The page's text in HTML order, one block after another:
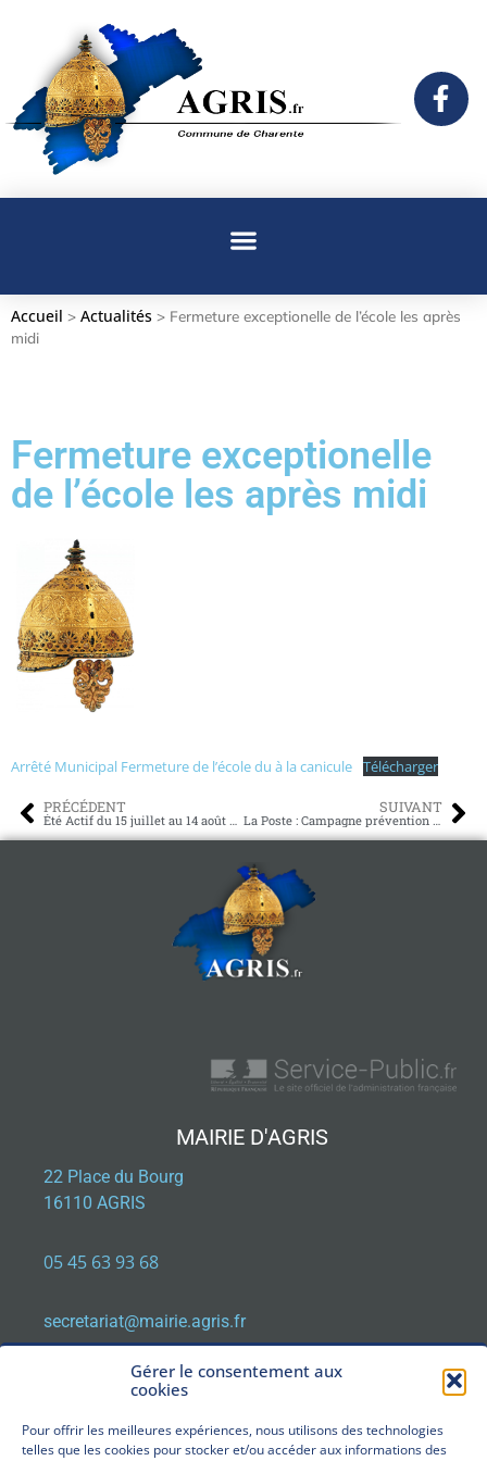
Gérer le consentement aux
cookies
Pour offrir les meilleures expériences, nous utilisons des technologies
telles que les cookies pour stocker et/ou accéder aux informations des
Accueil > Actualités > Fermeture exceptionelle de l’école les après
midi
Fermeture exceptionelle
de l’école les après midi
Arrêté Municipal Fermeture de l’école du à la canicule Télécharger
PRÉCÉDENT SUIVANT
MAIRIE D'AGRIS
22 Place du Bourg
16110 AGRIS
05 45 63 93 68
secretariat@mairie.agris.fr
HORAIRES D'OUVERTURE
Lundi, Mardi, Jeudi, Vendredi : de 9h00 à 12h30